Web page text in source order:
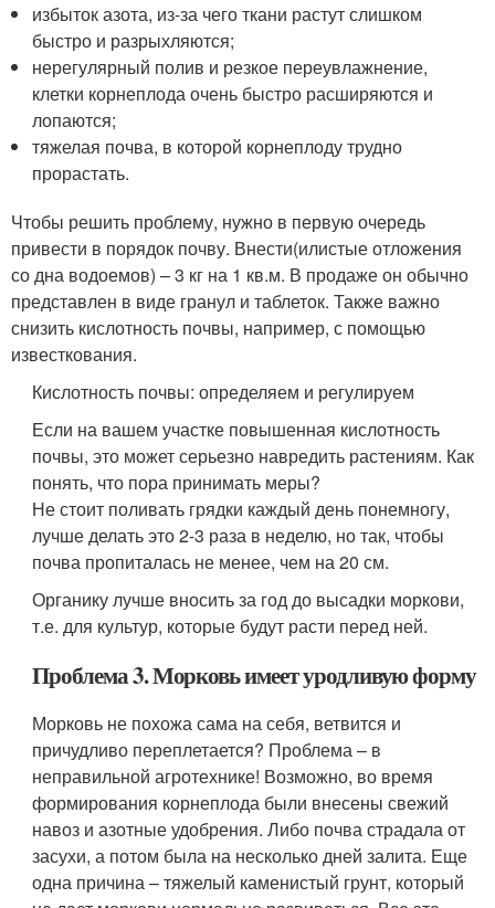
избыток азота, из-за чего ткани растут слишком
быстро и разрыхляются;
нерегулярный полив и резкое переувлажнение,
клетки корнеплода очень быстро расширяются и
лопаются;
тяжелая почва, в которой корнеплоду трудно
прорастать.
Чтобы решить проблему, нужно в первую очередь
привести в порядок почву. Внести(илистые отложения
со дна водоемов) – 3 кг на 1 кв.м. В продаже он обычно
представлен в виде гранул и таблеток. Также важно
снизить кислотность почвы, например, с помощью
известкования.
Кислотность почвы: определяем и регулируем
Если на вашем участке повышенная кислотность
почвы, это может серьезно навредить растениям. Как
понять, что пора принимать меры?
Не стоит поливать грядки каждый день понемногу,
лучше делать это 2-3 раза в неделю, но так, чтобы
почва пропиталась не менее, чем на 20 см.
Органику лучше вносить за год до высадки моркови,
т.е. для культур, которые будут расти перед ней.
Проблема 3. Морковь имеет уродливую форму
Морковь не похожа сама на себя, ветвится и
причудливо переплетается? Проблема – в
неправильной агротехнике! Возможно, во время
формирования корнеплода были внесены свежий
навоз и азотные удобрения. Либо почва страдала от
засухи, а потом была на несколько дней залита. Еще
одна причина – тяжелый каменистый грунт, который